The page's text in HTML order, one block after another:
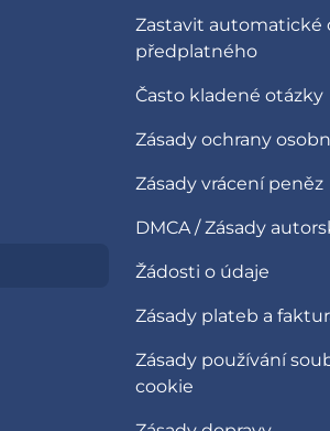
Zastavit automatické
předplatného
Často kladené otázky
Zásady ochrany
Zásady vrácení peněz
DMCA / Zásady
Žádosti o údaje
Zásady plateb a
Zásady používání
cookie